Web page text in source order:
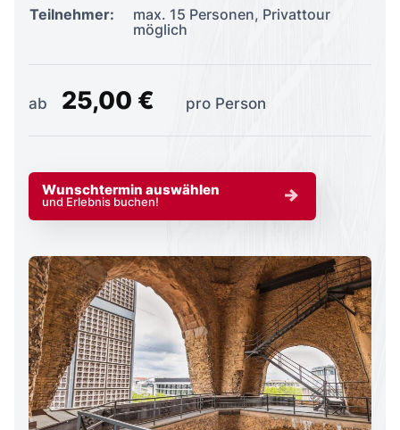
Teilnehmer:
max. 15 Personen, Privattour
möglich
ab 25,00 € pro Person
Wunschtermin auswählen
und Erlebnis buchen!